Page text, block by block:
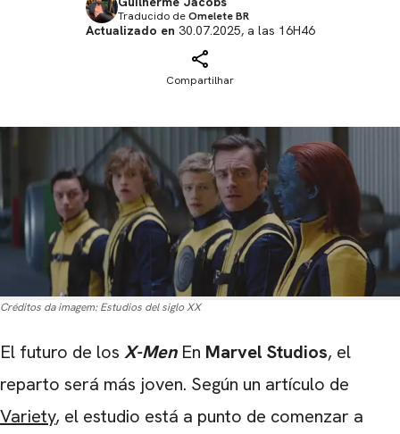
Traducido deOmelete BR
Actualizado en 30.07.2025, a las 16H46
Compartilhar
Créditos da imagem: Estudios del siglo XX
El futuro de los X-Men En Marvel Studios, el
reparto será más joven. Según un artículo de
Variety, el estudio está a punto de comenzar a